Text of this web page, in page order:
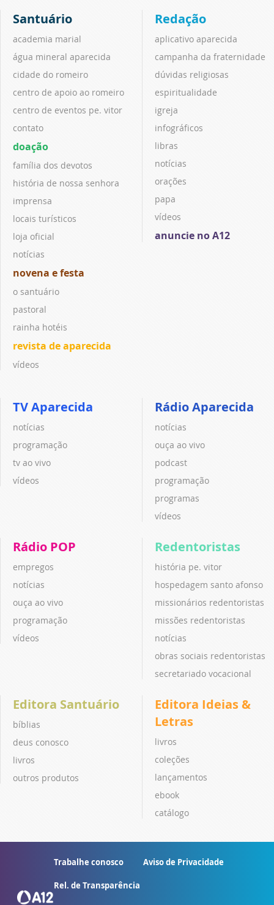
Santuário
academia marial
água mineral aparecida
cidade do romeiro
centro de apoio ao romeiro
centro de eventos pe. vitor
contato
doação
família dos devotos
história de nossa senhora
imprensa
locais turísticos
loja oficial
notícias
novena e festa
o santuário
pastoral
rainha hotéis
revista de aparecida
vídeos
Redação
aplicativo aparecida
campanha da fraternidade
dúvidas religiosas
espiritualidade
igreja
infográficos
libras
notícias
orações
papa
vídeos
anuncie no A12
TV Aparecida
notícias
programação
tv ao vivo
vídeos
Rádio Aparecida
notícias
ouça ao vivo
podcast
programação
programas
vídeos
Rádio POP
empregos
notícias
ouça ao vivo
programação
vídeos
Redentoristas
história pe. vitor
hospedagem santo afonso
missionários redentoristas
missões redentoristas
notícias
obras sociais redentoristas
secretariado vocacional
Editora Santuário
bíblias
deus conosco
livros
outros produtos
Editora Ideias &
Letras
livros
coleções
lançamentos
ebook
catálogo
Trabalhe conosco Aviso de Privacidade
Rel. de Transparência